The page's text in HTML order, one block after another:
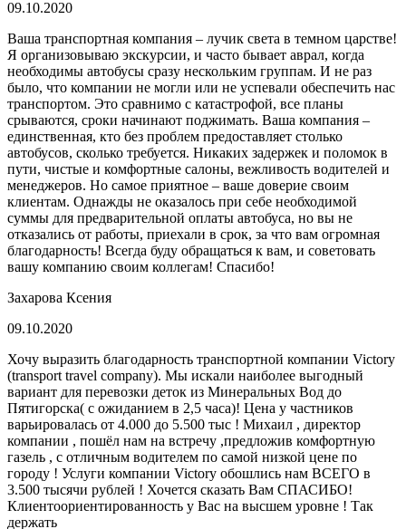
09.10.2020
Ваша транспортная компания – лучик света в темном царстве!
Я организовываю экскурсии, и часто бывает аврал, когда
необходимы автобусы сразу нескольким группам. И не раз
было, что компании не могли или не успевали обеспечить нас
транспортом. Это сравнимо с катастрофой, все планы
срываются, сроки начинают поджимать. Ваша компания –
единственная, кто без проблем предоставляет столько
автобусов, сколько требуется. Никаких задержек и поломок в
пути, чистые и комфортные салоны, вежливость водителей и
менеджеров. Но самое приятное – ваше доверие своим
клиентам. Однажды не оказалось при себе необходимой
суммы для предварительной оплаты автобуса, но вы не
отказались от работы, приехали в срок, за что вам огромная
благодарность! Всегда буду обращаться к вам, и советовать
вашу компанию своим коллегам! Спасибо!
Захарова Ксения
09.10.2020
Хочу выразить благодарность транспортной компании Victory
(transport travel company). Мы искали наиболее выгодный
вариант для перевозки деток из Минеральных Вод до
Пятигорска( с ожиданием в 2,5 часа)! Цена у частников
варьировалась от 4.000 до 5.500 тыс ! Михаил , директор
компании , пошёл нам на встречу ,предложив комфортную
газель , с отличным водителем по самой низкой цене по
городу ! Услуги компании Victory обошлись нам ВСЕГО в
3.500 тысячи рублей ! Хочется сказать Вам СПАСИБО!
Клиентоориентированность у Вас на высшем уровне ! Так
держать